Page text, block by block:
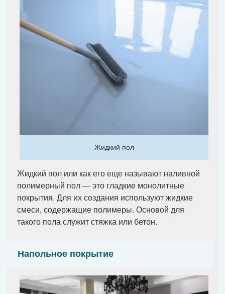
Жидкий пол
Жидкий пол или как его еще называют наливной
полимерный пол — это гладкие монолитные
покрытия. Для их создания используют жидкие
смеси, содержащие полимеры. Основой для
такого пола служит стяжка или бетон.
Напольное покрытие